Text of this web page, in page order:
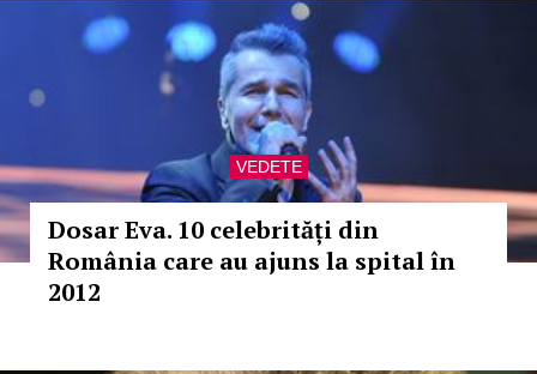
VEDETE
Dosar Eva. 10 celebrități din
România care au ajuns la spital în
2012